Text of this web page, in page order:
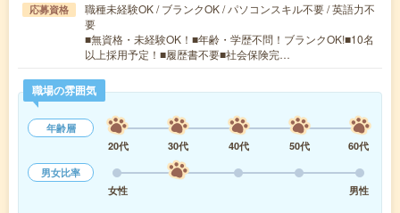
応募資格
職種未経験OK / ブランクOK / パソコンスキル不要 / 英語力不
要
■無資格・未経験OK！■年齢・学歴不問！ブランクOK!■10名
以上採用予定！■履歴書不要■社会保険完…
職場の雰囲気
年齢層
20代
30代 40代 50代
60代
男女比率
女性
男性